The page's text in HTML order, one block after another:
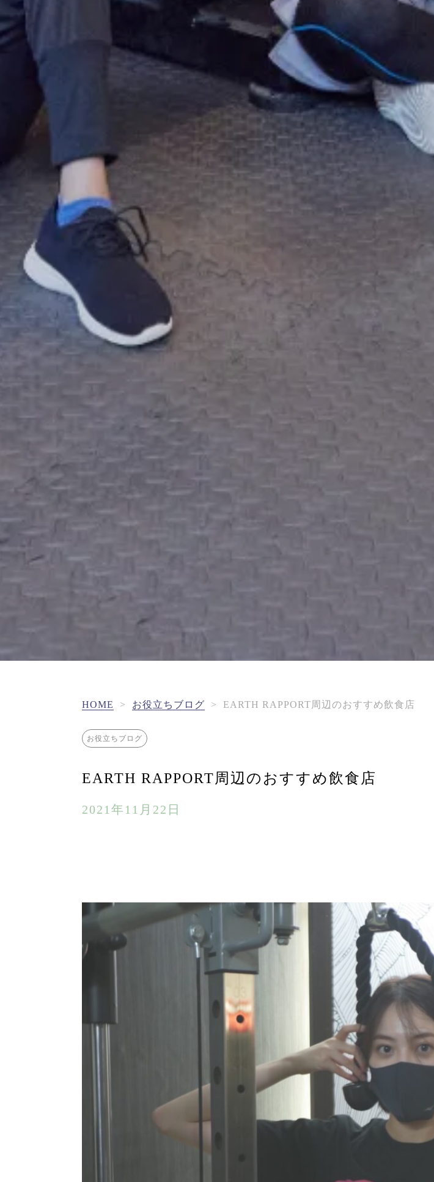
HOME > お役立ちブログ > EARTH RAPPORT周辺のおすすめ飲食店
お役立ちブログ
EARTH RAPPORT周辺のおすすめ飲食店
2021年11月22日